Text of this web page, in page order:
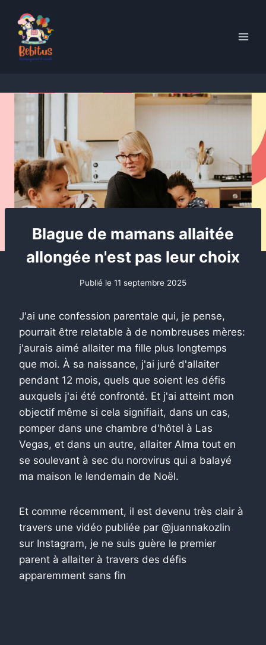
content
Blague de mamans allaitée
allongée n'est pas leur choix
Publié le 11 septembre 2025
J'ai une confession parentale qui, je pense,
pourrait être relatable à de nombreuses mères:
j'aurais aimé allaiter ma fille plus longtemps
que moi. À sa naissance, j'ai juré d'allaiter
pendant 12 mois, quels que soient les défis
auxquels j'ai été confronté. Et j'ai atteint mon
objectif même si cela signifiait, dans un cas,
pomper dans une chambre d'hôtel à Las
Vegas, et dans un autre, allaiter Alma tout en
se soulevant à sec du norovirus qui a balayé
ma maison le lendemain de Noël.
Et comme récemment, il est devenu très clair à
travers une vidéo publiée par @juannakozlin
sur Instagram, je ne suis guère le premier
parent à allaiter à travers des défis
apparemment sans fin